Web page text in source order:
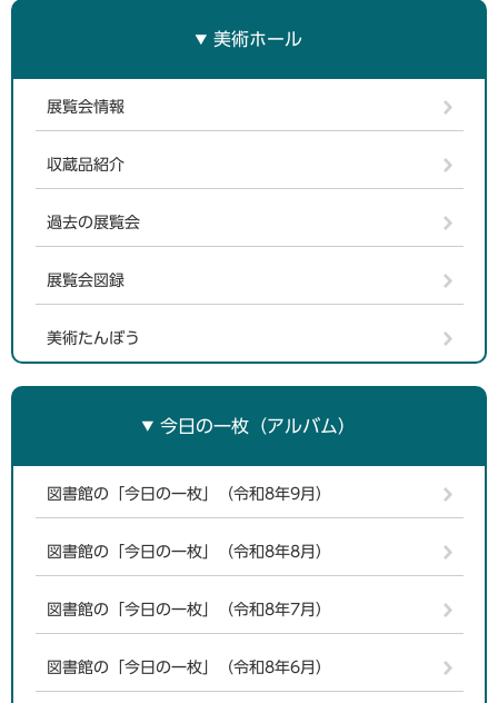
美術ホール
展覧会情報
収蔵品紹介
過去の展覧会
展覧会図録
美術たんぼう
今日の一枚（アルバム）
図書館の「今日の一枚」（令和8年9月）
図書館の「今日の一枚」（令和8年8月）
図書館の「今日の一枚」（令和8年7月）
図書館の「今日の一枚」（令和8年6月）